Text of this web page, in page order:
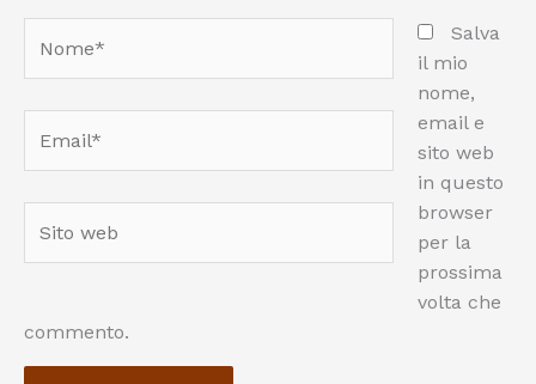
web
Salva
il mio
nome,
email e
sito web
in questo
browser
per la
prossima
volta che
commento.